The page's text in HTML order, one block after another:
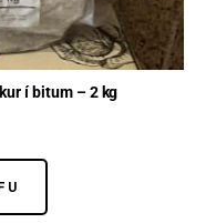
í bitum – 2 kg